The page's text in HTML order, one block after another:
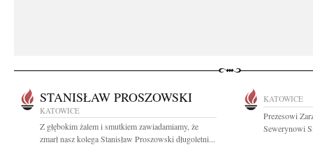
STANISŁAW PROSZOWSKI
KATOWICE
Z głębokim żalem i smutkiem zawiadamiamy, że
zmarł nasz kolega Stanisław Proszowski długoletni...
KATOWICE
Prezesowi
Sewerynowi